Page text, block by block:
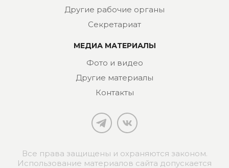
Другие рабочие органы
Секретариат
МЕДИА МАТЕРИАЛЫ
Фото и видео
Другие материалы
Контакты
Все права защищены и охраняются законом.
Использование материалов сайта допускается